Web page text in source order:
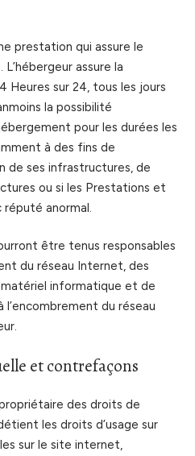
prestation qui assure le
assure la
Heures sur 24, tous les jours
la possibilité
pour les durées les
à des fins de
de ses infrastructures, de
ou si les Prestations et
anormal.
être tenus responsables
du réseau Internet, des
informatique et de
du réseau
et contrefaçons
des droits de
les droits d’usage sur
sur le site internet,